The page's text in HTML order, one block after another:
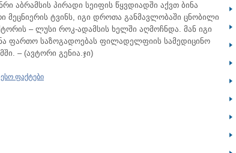
აბრამსის პირადი სეიფის წყვდიადში აქვთ ბინა
მეცნიერის ტვინს, იგი დროთა განმავლობაში ცნობილი
– ლუსი როკ-ადამსის ხელში აღმოჩნდა. მან იგი
ფართო საზოგადოებას ფილადელფიის სამედიცინო
– (ავტორი გენია.ჯი)
ფაქტები